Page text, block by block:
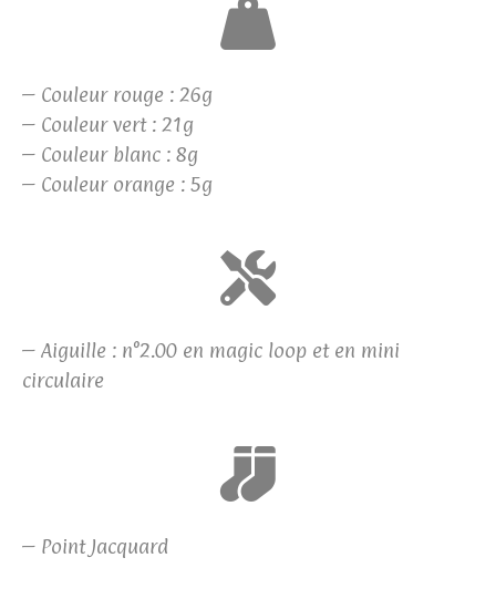
– Couleur rouge : 26g
– Couleur vert : 21g
– Couleur blanc : 8g
– Couleur orange : 5g
– Aiguille : n°2.00 en magic loop et en mini
circulaire
– Point Jacquard